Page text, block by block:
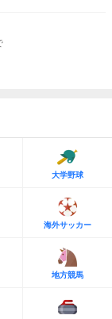
大学野球
海外サッカー
地方競馬